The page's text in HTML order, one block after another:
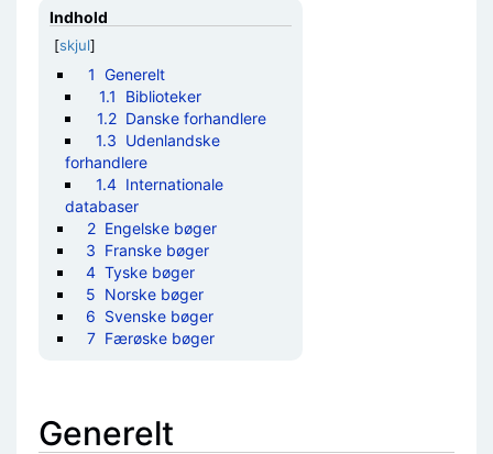
Indhold
[skjul]
1 Generelt
1.1
Biblioteker
1.2 Danske forhandlere
1.3 Udenlandske
forhandlere
1.4 Internationale
databaser
2 Engelske bøger
3 Franske bøger
4 Tyske bøger
5 Norske bøger
6 Svenske bøger
7 Færøske bøger
Generelt